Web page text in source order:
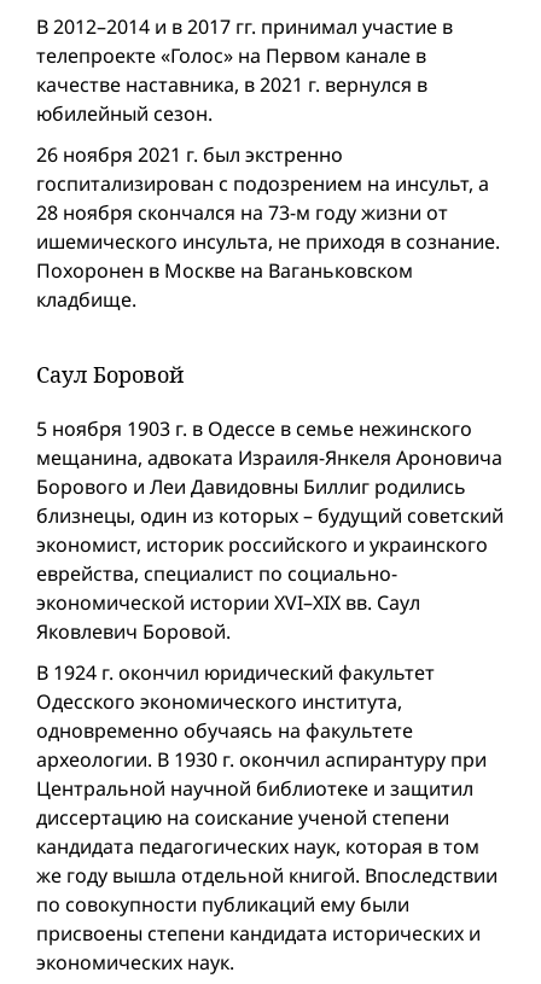
В 2012–2014 и в 2017 гг. принимал участие в
телепроекте «Голос» на Первом канале в
качестве наставника, в 2021 г. вернулся в
юбилейный сезон.
26 ноября 2021 г. был экстренно
госпитализирован с подозрением на инсульт, а
28 ноября скончался на 73-м году жизни от
ишемического инсульта, не приходя в сознание.
Похоронен в Москве на Ваганьковском
кладбище.
Саул Боровой
5 ноября 1903 г. в Одессе в семье нежинского
мещанина, адвоката Израиля-Янкеля Ароновича
Борового и Леи Давидовны Биллиг родились
близнецы, один из которых – будущий советский
экономист, историк российского и украинского
еврейства, специалист по социально-
экономической истории XVI–XIX вв. Саул
Яковлевич Боровой.
В 1924 г. окончил юридический факультет
Одесского экономического института,
одновременно обучаясь на факультете
археологии. В 1930 г. окончил аспирантуру при
Центральной научной библиотеке и защитил
диссертацию на соискание ученой степени
кандидата педагогических наук, которая в том
же году вышла отдельной книгой. Впоследствии
по совокупности публикаций ему были
присвоены степени кандидата исторических и
экономических наук.